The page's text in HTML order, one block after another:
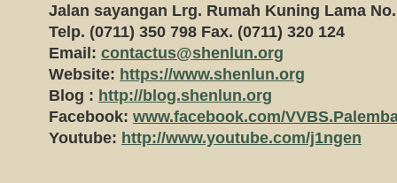
Jalan sayangan Lrg. Rumah Kuning Lama
Telp. (0711) 350 798 Fax. (0711) 320 124
Email: contactus@shenlun.org
Website: https://www.shenlun.org
Blog : http://blog.shenlun.org
Facebook: www.facebook.com/
Youtube: http://www.youtube.com/j1ngen